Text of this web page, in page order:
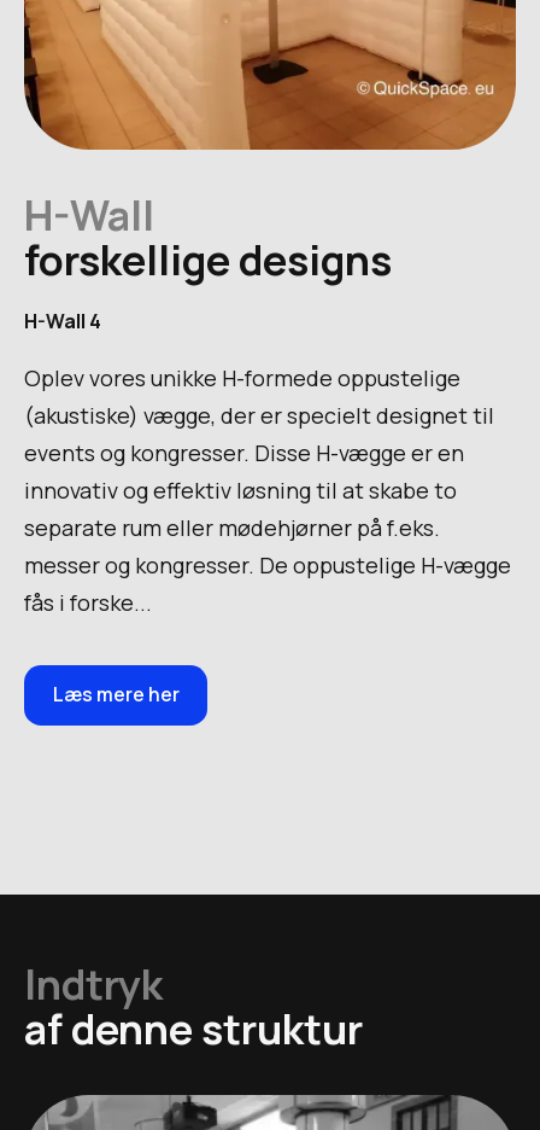
H-Wall
forskellige designs
H-Wall 4
Oplev vores unikke H-formede oppustelige
(akustiske) vægge, der er specielt designet til
events og kongresser. Disse H-vægge er en
innovativ og effektiv løsning til at skabe to
separate rum eller mødehjørner på f.eks.
messer og kongresser. De oppustelige H-vægge
fås i forske...
Læs mere her
Indtryk
af denne struktur